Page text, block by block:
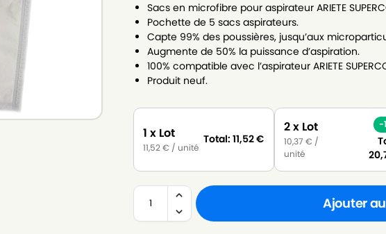
Sacs en microfibre pour aspirateur ARIETE
Pochette de 5 sacs aspirateurs.
Capte 99% des poussières, jusqu’aux
Augmente de 50% la puissance d’aspiration.
100% compatible avec l’aspirateur ARIETE
Produit neuf.
1 x Lot
11,52€ / unité
Total: 11,52€
2 x Lot
10,37€ /
unité
-
Ajouter